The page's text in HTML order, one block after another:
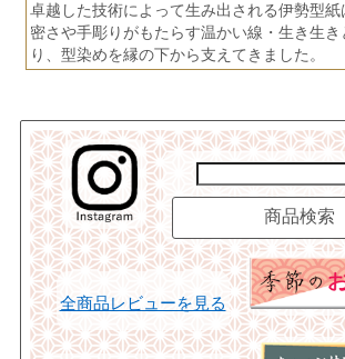
卓越した技術によって生み出される伊勢型
密さや手彫りがもたらす温かい線・生き生き
り、型染めを縁の下から支えてきました。
全商品レビューを見る